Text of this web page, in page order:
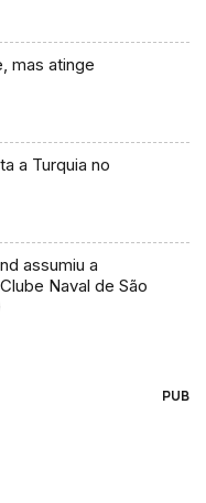
mas atinge
a Turquia no
assumiu a
Naval de São
PUB